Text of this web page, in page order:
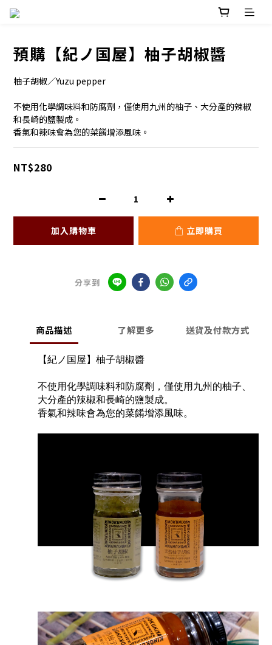
預購【紀ノ国屋】柚子胡椒醬
柚子胡椒／Yuzu pepper
不使用化學調味料和防腐劑，僅使用九州的柚子、大分產的辣椒
和長崎的鹽製成。
香氣和辣味會為您的菜餚增添風味。
NT$280
加入購物車 立即購買
分享到
商品描述 了解更多 送貨及付款方式
【紀ノ国屋】柚子胡椒醬
不使用化學調味料和防腐劑，僅使用九州的柚子、
大分產的辣椒和長崎的鹽製成。
香氣和辣味會為您的菜餚增添風味。